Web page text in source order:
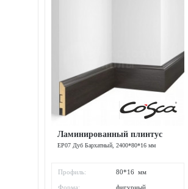
Ламинированный плинтус
EP07 Дуб Бархатный, 2400*80*16 мм
Профиль: 80*16 мм
Форма: фигурный